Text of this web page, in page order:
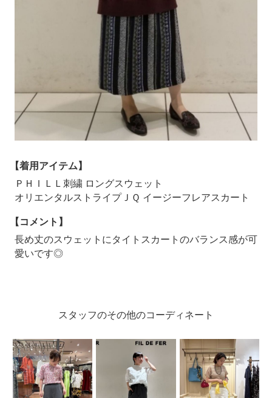
【着用アイテム】
ＰＨＩＬＬ刺繍 ロングスウェット
オリエンタルストライプＪＱ イージーフレアスカート
【コメント】
長め丈のスウェットにタイトスカートのバランス感が可
愛いです◎
スタッフのその他のコーディネート